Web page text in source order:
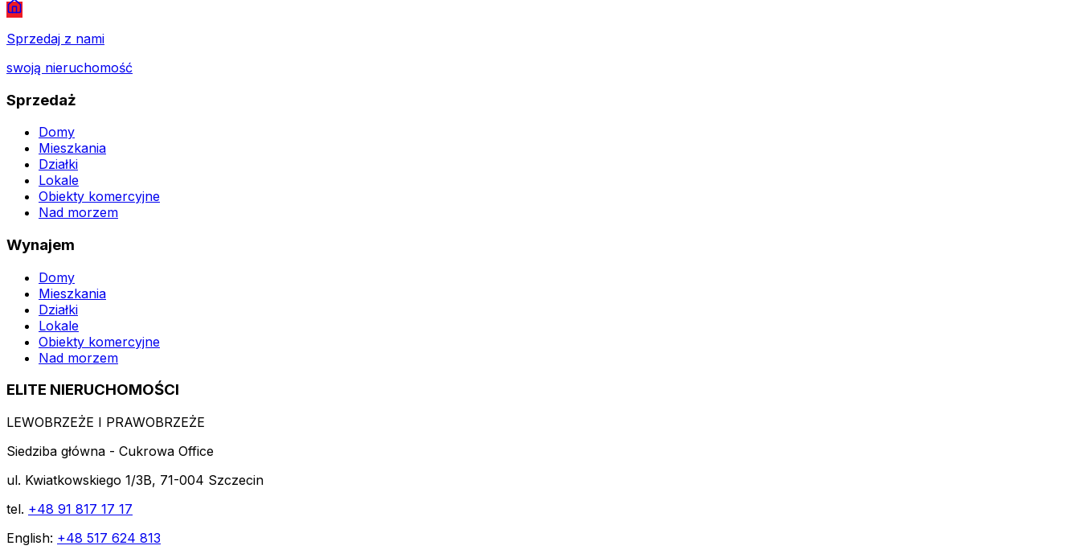
Sprzedaj z nami
swoją nieruchomość
Sprzedaż
Domy
Mieszkania
Działki
Lokale
Obiekty komercyjne
Nad morzem
Wynajem
Domy
Mieszkania
Działki
Lokale
Obiekty komercyjne
Nad morzem
ELITE NIERUCHOMOŚCI
LEWOBRZEŻE I PRAWOBRZEŻE
Siedziba główna - Cukrowa Office
ul. Kwiatkowskiego 1/3B, 71-004 Szczecin
tel. +48 91 817 17 17
English: +48 517 624 813